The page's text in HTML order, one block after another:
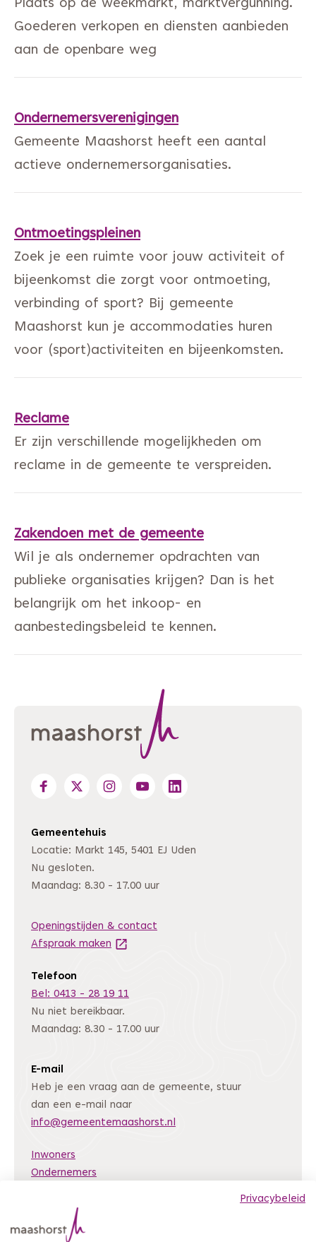
Privacybeleid
Plaats op de weekmarkt, marktvergunning.
Goederen verkopen en diensten aanbieden
aan de openbare weg
Ondernemersverenigingen
Gemeente Maashorst heeft een aantal
actieve ondernemersorganisaties.
Ontmoetingspleinen
Zoek je een ruimte voor jouw activiteit of
bijeenkomst die zorgt voor ontmoeting,
verbinding of sport? Bij gemeente
Maashorst kun je accommodaties huren
voor (sport)activiteiten en bijeenkomsten.
Reclame
Er zijn verschillende mogelijkheden om
reclame in de gemeente te verspreiden.
Zakendoen met de gemeente
Wil je als ondernemer opdrachten van
publieke organisaties krijgen? Dan is het
belangrijk om het inkoop- en
aanbestedingsbeleid te kennen.
Gemeentehuis
Locatie: Markt 145, 5401 EJ Uden
Nu gesloten.
Maandag: 8.30 - 17.00 uur
Openingstijden & contact
Afspraak maken (Deze link gaat naar een andere
Telefoon
Bel: 0413 - 28 19 11
Nu niet bereikbaar.
Maandag: 8.30 - 17.00 uur
E-mail
Heb je een vraag aan de gemeente, stuur
dan een e-mail naar
info@gemeentemaashorst.nl
Inwoners
Ondernemers